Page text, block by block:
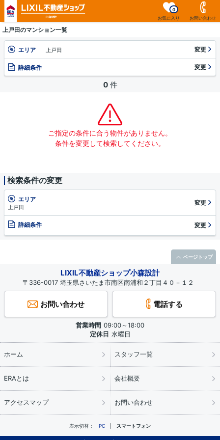
お気に入り
0
お問い合わせ
上戸田のマンション一覧
エリア 上戸田 変更
詳細条件 変更
0 件
ご指定の条件に合う物件がありません。
条件を変更して検索してください。
検索条件の変更
エリア
上戸田
変更
詳細条件 変更
LIXIL不動産ショップ小森設計
〒336-0017 埼玉県さいたま市南区南浦和２丁目４０－１２
お問い合わせ 電話する
営業時間 09:00～18:00
定休日 水曜日
ホーム スタッフ一覧
ERAとは 会社概要
アクセスマップ お問い合わせ
表示切替： PC スマートフォン
ページトップ